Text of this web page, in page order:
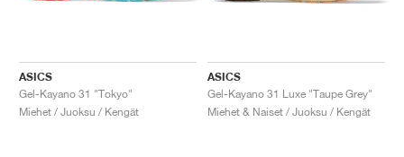
ASICS
Gel-Kayano 31 "Tokyo"
Miehet / Juoksu / Kengät
ASICS
Gel-Kayano 31 Luxe "Taupe Grey"
Miehet & Naiset / Juoksu / Kengät